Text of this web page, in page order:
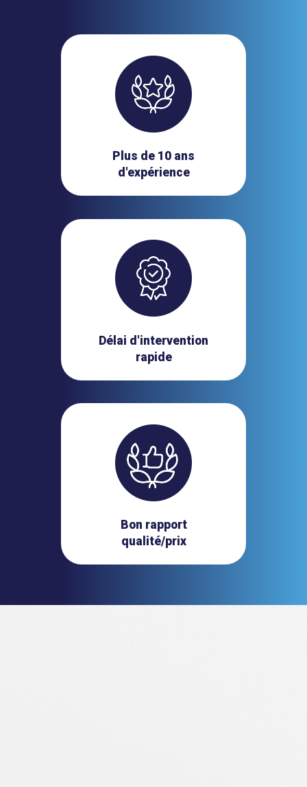
Plus de 10 ans
d'expérience
Délai d'intervention
rapide
Bon rapport
qualité/prix